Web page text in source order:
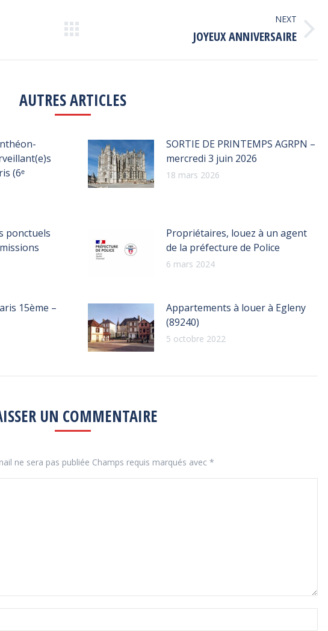
NEXT
JOYEUX ANNIVERSAIRE
AUTRES ARTICLES
(6ᵉ
SORTIE DE PRINTEMPS AGRPN –
mercredi 3 juin 2026
18 mars 2026
ponctuels
Propriétaires, louez à un agent
de la préfecture de Police
6 mars 2024
15ème –
Appartements à louer à Egleny
(89240)
5 octobre 2022
UN COMMENTAIRE
ne sera pas publiée Champs requis marqués avec *